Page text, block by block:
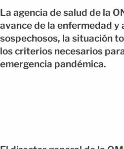
La agencia de salud de la
avance de la enfermedad y
sospechosos, la situación
los criterios necesarios
emergencia pandémica.